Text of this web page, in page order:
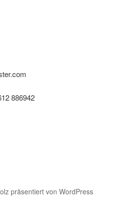
886942
präsentiert von WordPress